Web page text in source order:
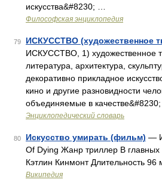
искусства&#8230; …
Философская энциклопедия
79 ИСКУССТВО (художественное
ИСКУССТВО, 1) художественное
литература, архитектура,
декоративно прикладное
кино и другие разновидности
объединяемые в качестве&#8230;
Энциклопедический словарь
80 Искусство умирать (фильм) —
Of Dying Жанр триллер В главных
Кэтлин Кинмонт Длительность
Википедия